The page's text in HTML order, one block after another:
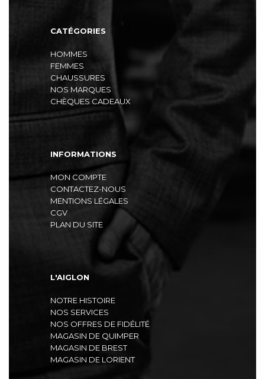
CATÉGORIES
HOMMES
FEMMES
CHAUSSURES
NOS MARQUES
CHÈQUES CADEAUX
INFORMATIONS
MON COMPTE
CONTACTEZ-NOUS
MENTIONS LÉGALES
CGV
PLAN DU SITE
L'AIGLON
NOTRE HISTOIRE
NOS SERVICES
NOS OFFRES DE FIDÉLITÉ
MAGASIN DE QUIMPER
MAGASIN DE BREST
MAGASIN DE LORIENT